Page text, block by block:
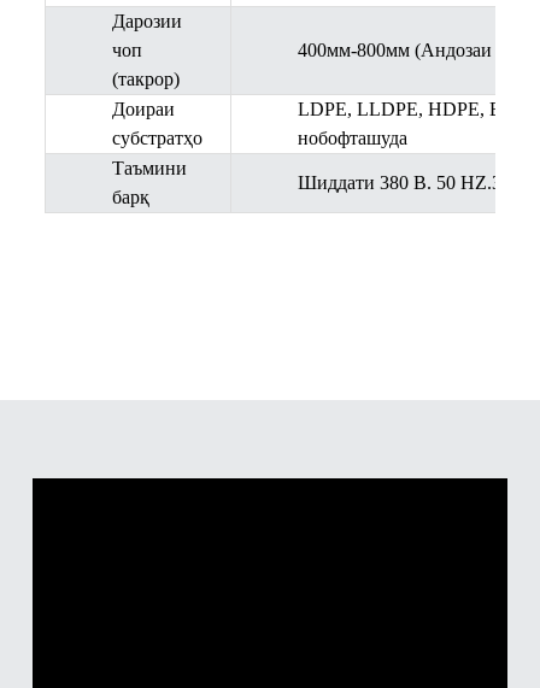
Дарозии
чоп
(такрор)
400мм-800мм (Андозаи
Доираи
субстратҳо
LDPE, LLDPE, HDPE, BOPP,
нобофташуда
Таъмини
барқ
Шиддати 380 В. 50 HZ.3PH